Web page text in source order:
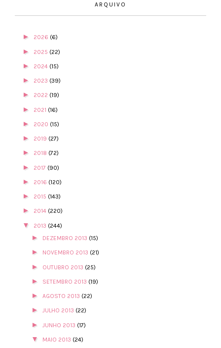
ARQUIVO
► 2026 (6)
► 2025 (22)
► 2024 (15)
► 2023 (39)
► 2022 (19)
► 2021 (16)
► 2020 (15)
► 2019 (27)
► 2018 (72)
► 2017 (90)
► 2016 (120)
► 2015 (143)
► 2014 (220)
▼ 2013 (244)
► DEZEMBRO 2013 (15)
► NOVEMBRO 2013 (21)
► OUTUBRO 2013 (25)
► SETEMBRO 2013 (19)
► AGOSTO 2013 (22)
► JULHO 2013 (22)
► JUNHO 2013 (17)
▼ MAIO 2013 (24)